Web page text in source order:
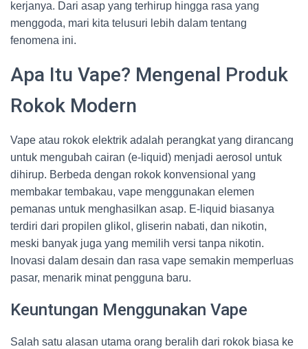
kerjanya. Dari asap yang terhirup hingga rasa yang
menggoda, mari kita telusuri lebih dalam tentang
fenomena ini.
Apa Itu Vape? Mengenal Produk
Rokok Modern
Vape atau rokok elektrik adalah perangkat yang dirancang
untuk mengubah cairan (e-liquid) menjadi aerosol untuk
dihirup. Berbeda dengan rokok konvensional yang
membakar tembakau, vape menggunakan elemen
pemanas untuk menghasilkan asap. E-liquid biasanya
terdiri dari propilen glikol, gliserin nabati, dan nikotin,
meski banyak juga yang memilih versi tanpa nikotin.
Inovasi dalam desain dan rasa vape semakin memperluas
pasar, menarik minat pengguna baru.
Keuntungan Menggunakan Vape
Salah satu alasan utama orang beralih dari rokok biasa ke